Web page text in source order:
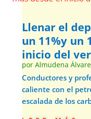
Llenar el
un 11%y un
inicio del
por Almudena
Conductores y
caliente con el
escalada de los